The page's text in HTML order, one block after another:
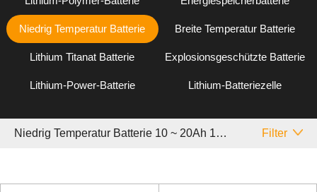
Niedrig Temperatur Batterie Breite Temperatur Batterie
Lithium Titanat Batterie Explosionsgeschützte Batterie
Lithium-Power-Batterie Lithium-Batteriezelle
Niedrig Temperatur Batterie 10 ~ 20Ah 18650 Filter